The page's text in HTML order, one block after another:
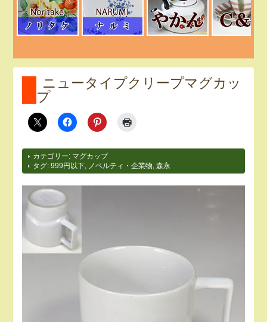
ニュータイプクリープマグカッ
プ
カテゴリー: マグカップ
タグ:999円以下 ノベルティ・企業物 ,森永